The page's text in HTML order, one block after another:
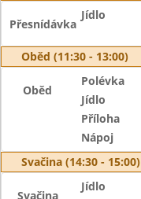
Přesnídávka
Jídlo
Oběd (11:30 - 13:00)
Oběd
Polévka
Jídlo
Příloha
Nápoj
Svačina (14:30 - 15:00)
Svačina
Jídlo